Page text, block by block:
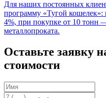
Для наших постоянных
программу «Тугой
4%, при покупке от 10 тонн
металлопроката.
Оставьте заявку
стоимости